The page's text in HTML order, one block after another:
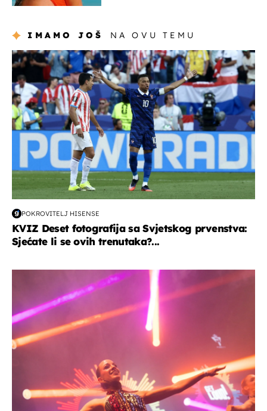
IMAMO JOŠ NA OVU TEMU
svjetsko prvenstvo 2026
POKROVITELJ HISENSE
KVIZ Deset fotografija sa Svjetskog prvenstva:
Sjećate li se ovih trenutaka?...